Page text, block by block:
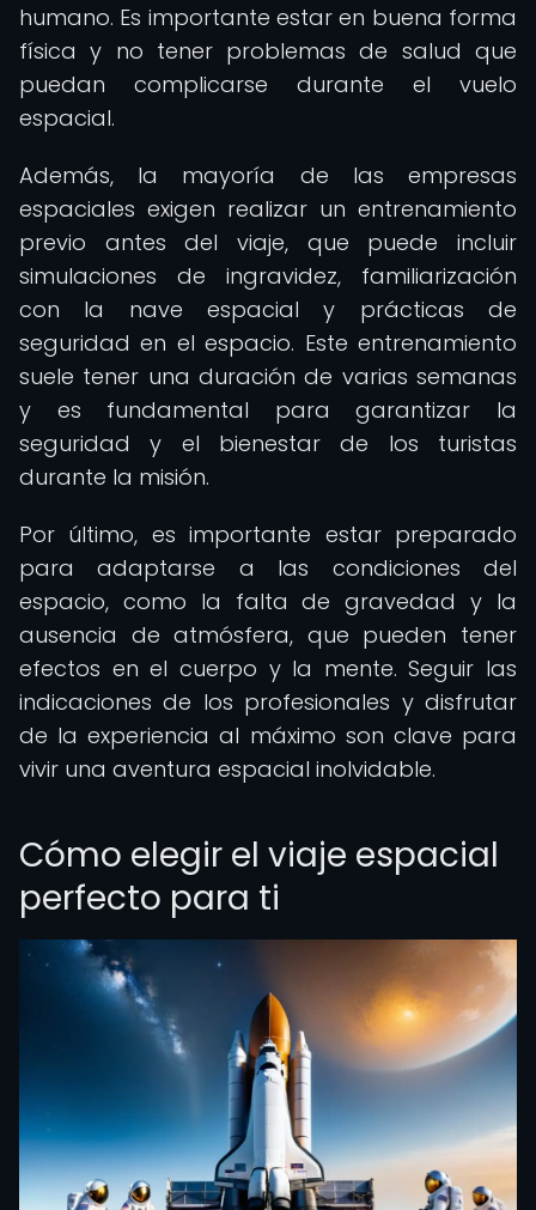
humano. Es importante estar en buena forma
física y no tener problemas de salud que
puedan complicarse durante el vuelo
espacial.
Además, la mayoría de las empresas
espaciales exigen realizar un entrenamiento
previo antes del viaje, que puede incluir
simulaciones de ingravidez, familiarización
con la nave espacial y prácticas de
seguridad en el espacio. Este entrenamiento
suele tener una duración de varias semanas
y es fundamental para garantizar la
seguridad y el bienestar de los turistas
durante la misión.
Por último, es importante estar preparado
para adaptarse a las condiciones del
espacio, como la falta de gravedad y la
ausencia de atmósfera, que pueden tener
efectos en el cuerpo y la mente. Seguir las
indicaciones de los profesionales y disfrutar
de la experiencia al máximo son clave para
vivir una aventura espacial inolvidable.
Cómo elegir el viaje espacial
perfecto para ti